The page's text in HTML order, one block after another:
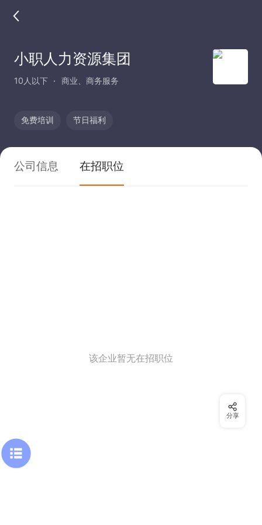
小职人力资源集团
10人以下 商业、商务服务
免费培训 节日福利
公司信息 在招职位
该企业暂无在招职位
分享